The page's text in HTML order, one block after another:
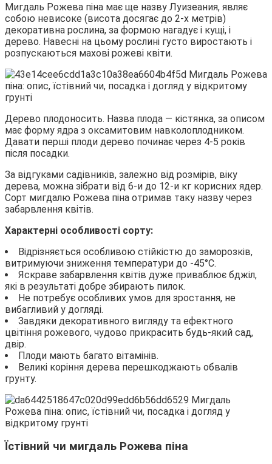
Мигдаль Рожева піна має ще назву Луизеания, являє
собою невисоке (висота досягає до 2-х метрів)
декоративна рослина, за формою нагадує і кущі, і
дерево. Навесні на цьому рослині густо виростають і
розпускаються махові рожеві квіти.
Дерево плодоносить. Назва плода — кістянка, за описом
має форму ядра з оксамитовим навколоплодником.
Давати перші плоди дерево починає через 4-5 років
після посадки.
За відгуками садівників, залежно від розмірів, віку
дерева, можна зібрати від 6-и до 12-и кг корисних ядер.
Сорт мигдалю Рожева піна отримав таку назву через
забарвлення квітів.
Характерні особливості сорту:
Відрізняється особливою стійкістю до заморозків,
витримуючи зниження температури до -45°С.
Яскраве забарвлення квітів дуже приваблює бджіл,
які в результаті добре збирають пилок.
Не потребує особливих умов для зростання, не
вибагливий у догляді.
Завдяки декоративного вигляду та ефектного
цвітіння рожевого, чудово прикрасить будь-який сад,
двір.
Плоди мають багато вітамінів.
Великі коріння дерева перешкоджають обвалів
грунту.
Їстівний чи мигдаль Рожева піна